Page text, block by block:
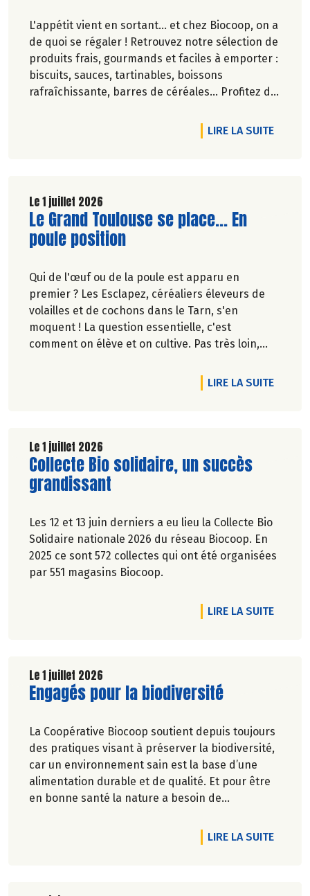
L'appétit vient en sortant... et chez Biocoop, on a
de quoi se régaler ! Retrouvez notre sélection de
produits frais, gourmands et faciles à emporter :
biscuits, sauces, tartinables, boissons
rafraîchissante, barres de céréales... Profitez de
LIRE LA SUITEDE
Le 1 juillet 2026
Lire la suite de l'article
Le Grand Toulouse se place... En
poule position
Qui de l'œuf ou de la poule est apparu en
premier ? Les Esclapez, céréaliers éleveurs de
volailles et de cochons dans le Tarn, s'en
moquent ! La question essentielle, c'est
comment on élève et on cultive. Pas très loin,
est en phase. Comme dans les 19 magasins
Biocoop du Grand Toulouse. Ceux-là et d'autres
territoire. Nous y étions à la fin de l'hiver. Suivez-
nous.
Pascale Solana.
LIRE LA SUITEDE
Le 1 juillet 2026
Lire la suite de l'article
Collecte Bio solidaire, un succès
grandissant
Les 12 et 13 juin derniers a eu lieu la Collecte Bio
Solidaire nationale 2026 du réseau Biocoop. En
2025 ce sont 572 collectes qui ont été organisées
par 551 magasins Biocoop.
LIRE LA SUITEDE
Le 1 juillet 2026
Lire la suite de l'article
Engagés pour la biodiversité
La Coopérative Biocoop soutient depuis toujours
des pratiques visant à préserver la biodiversité,
car un environnement sain est la base d’une
alimentation durable et de qualité. Et pour être
en bonne santé la nature a besoin de
LIRE LA SUITEDE